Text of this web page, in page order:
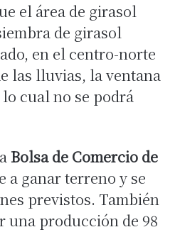
el área de girasol
de girasol
en el centro-norte
las lluvias, la ventana
lo cual no se podrá
Bolsa de Comercio de
a ganar terreno y se
previstos. También
una producción de 98